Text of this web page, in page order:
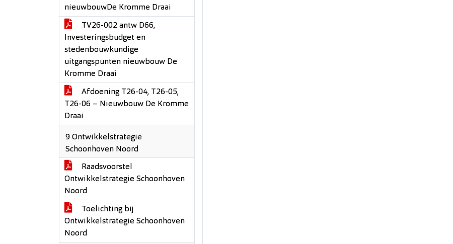
nieuwbouwDe Kromme Draai
TV26-002 antw D66,
Investeringsbudget en
stedenbouwkundige
uitgangspunten nieuwbouw De
Kromme Draai
Afdoening T26-04, T26-05,
T26-06 – Nieuwbouw De Kromme
Draai
9 Ontwikkelstrategie
Schoonhoven Noord
Raadsvoorstel
Ontwikkelstrategie Schoonhoven
Noord
Toelichting bij
Ontwikkelstrategie Schoonhoven
Noord